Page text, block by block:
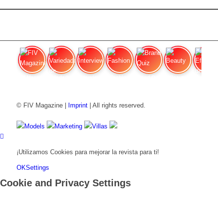
© FIV Magazine | Imprint| All rights reserved.
Models Marketing Villas
¡Utilizamos Cookies para mejorar la revista para ti!
OKSettings
Cookie and Privacy Settings